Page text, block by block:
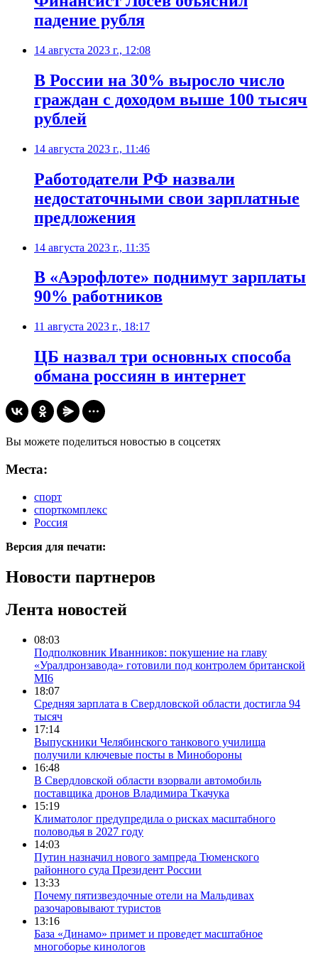
падение рубля
14 августа 2023 г., 12:08
В России на 30% выросло число
граждан с доходом выше 100 тысяч
рублей
14 августа 2023 г., 11:46
Работодатели РФ назвали
недостаточными свои зарплатные
предложения
14 августа 2023 г., 11:35
В «Аэрофлоте» поднимут зарплаты
90% работников
11 августа 2023 г., 18:17
ЦБ назвал три основных способа
обмана россиян в интернет
Вы можете поделиться новостью в соцсетях
Места:
спорт
спорткомплекс
Россия
Версия для печати:
Новости партнеров
Лента новостей
08:03
Подполковник Иванников: покушение на главу
«Уралдронзавода» готовили под контролем британской
MI6
18:07
Средняя зарплата в Свердловской области достигла 94
тысяч
17:14
Выпускники Челябинского танкового училища
получили ключевые посты в Минобороны
16:48
В Свердловской области взорвали автомобиль
поставщика дронов Владимира Ткачука
15:19
Климатолог предупредила о рисках масштабного
половодья в 2027 году
14:03
Путин назначил нового зампреда Тюменского
районного суда Президент России
13:33
Почему пятизвездочные отели на Мальдивах
разочаровывают туристов
13:16
База «Динамо» примет и проведет масштабное
многоборье кинологов